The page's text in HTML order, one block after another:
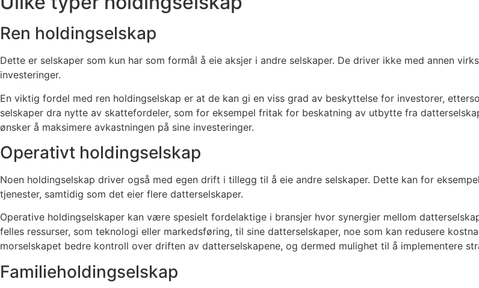
Ren holdingselskap
Dette er selskaper som kun har som formål å eie aksjer i andre selskaper. De driver ikke med annen
investeringer.
En viktig fordel med ren holdingselskap er at de kan gi en viss grad av beskyttelse for investorer,
selskaper dra nytte av skattefordeler, som for eksempel fritak for beskatning av utbytte fra
ønsker å maksimere avkastningen på sine investeringer.
Operativt holdingselskap
Noen holdingselskap driver også med egen drift i tillegg til å eie andre selskaper. Dette kan for
tjenester, samtidig som det eier flere datterselskaper.
Operative holdingselskaper kan være spesielt fordelaktige i bransjer hvor synergier mellom
felles ressurser, som teknologi eller markedsføring, til sine datterselskaper, noe som kan redusere
morselskapet bedre kontroll over driften av datterselskapene, og dermed mulighet til å implementere
Familieholdingselskap